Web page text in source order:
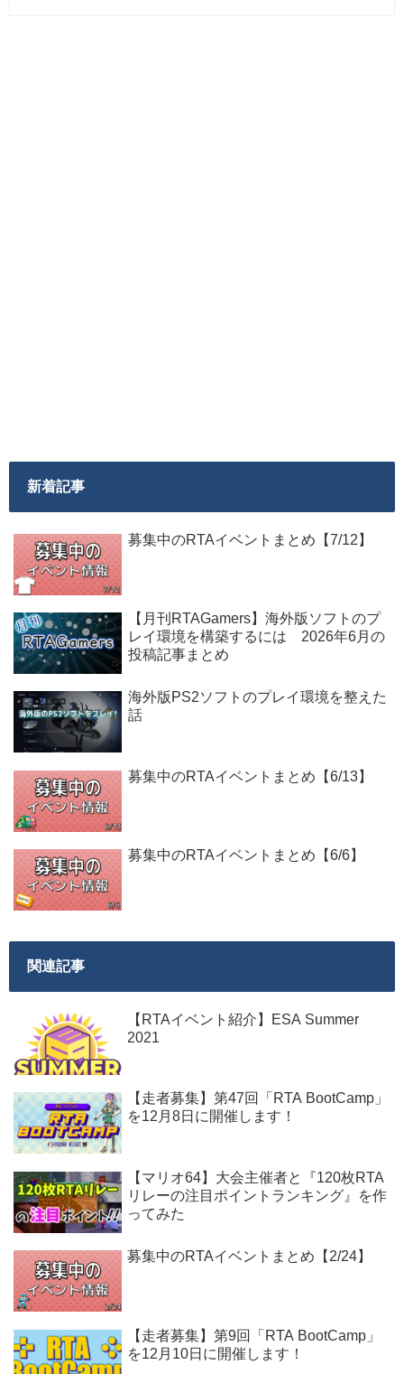
新着記事
募集中のRTAイベントまとめ【7/12】
【月刊RTAGamers】海外版ソフトのプ
レイ環境を構築するには 2026年6月の
投稿記事まとめ
海外版PS2ソフトのプレイ環境を整えた
話
募集中のRTAイベントまとめ【6/13】
募集中のRTAイベントまとめ【6/6】
関連記事
【RTAイベント紹介】ESA Summer
2021
【走者募集】第47回「RTA BootCamp」
を12月8日に開催します！
【マリオ64】大会主催者と『120枚RTA
リレーの注目ポイントランキング』を作
ってみた
募集中のRTAイベントまとめ【2/24】
【走者募集】第9回「RTA BootCamp」
を12月10日に開催します！